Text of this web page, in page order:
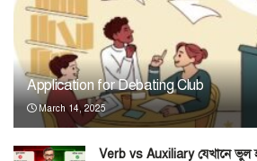
Application for Debating Club
March 14, 2025
Verb vs Auxiliary যেখানে ভুল